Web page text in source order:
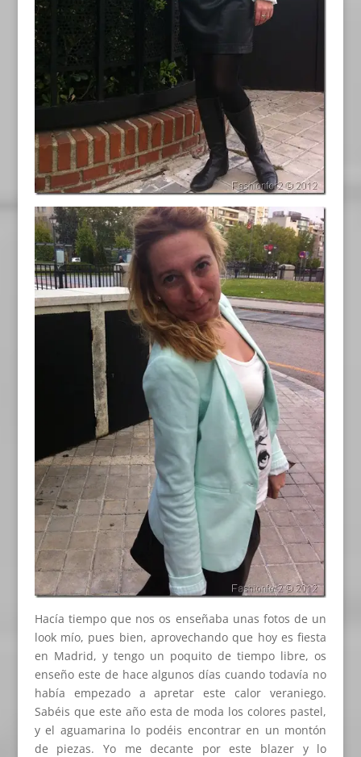
Hacía tiempo que nos os enseñaba unas fotos de un
look mío, pues bien, aprovechando que hoy es fiesta
en Madrid, y tengo un poquito de tiempo libre, os
enseño este de hace algunos días cuando todavía no
había empezado a apretar este calor veraniego.
Sabéis que este año esta de moda los colores pastel,
y el aguamarina lo podéis encontrar en un montón
de piezas. Yo me decante por este blazer y lo